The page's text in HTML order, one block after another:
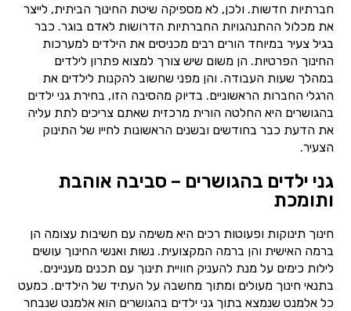
חברתיות חדשות. ולכן, לא מספיקה שיטת החינוך הביתית, לייצר
את מכלול ההתנהגויות החברתיות הדרושות לאדם בוגר. כבר
בגיל צעיר במיוחד הורים רבים מכניסים את הילדים למערכות
החינוך הפרטיות. הן משום שיש צורך למצוא פתרון לילדים
במהלך שעות העבודה. והן מפני שחשוב להקנות לילדים את
הרגלי החברות הראשוניים. בדיוק מהסיבה הזו, בחירת גני ילדים
בהגושרים היא החלטה הורית מרכזית שאתם צריכים לתת עליה
את הדעת כבר בחודשים ובשנים הראשונות לחייו של התינוק
הצעיר.
גני ילדים בהגושרים – סביבה אוהבת
ותומכת
חינוך תינוקות ופעוטות רכים היא משימה עם חשיבות עצומה הן
ברמה האישית והן ברמה המקצועית. נשות ואנשי החינוך עושים
לילות כימים על מנת להעניק חוויית תינוך עם תכנים מעניינים.
בתנאי חינוך מעולים ומתוך מחשבה על העתיד של הילדים. כמעט
כל אלמנט שנמצא בתוך גני ילדים בהגושרים הוא אלמנט שנבחר